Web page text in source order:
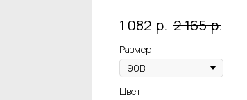
1 082 р. 2 165 р.
Размер
Цвет